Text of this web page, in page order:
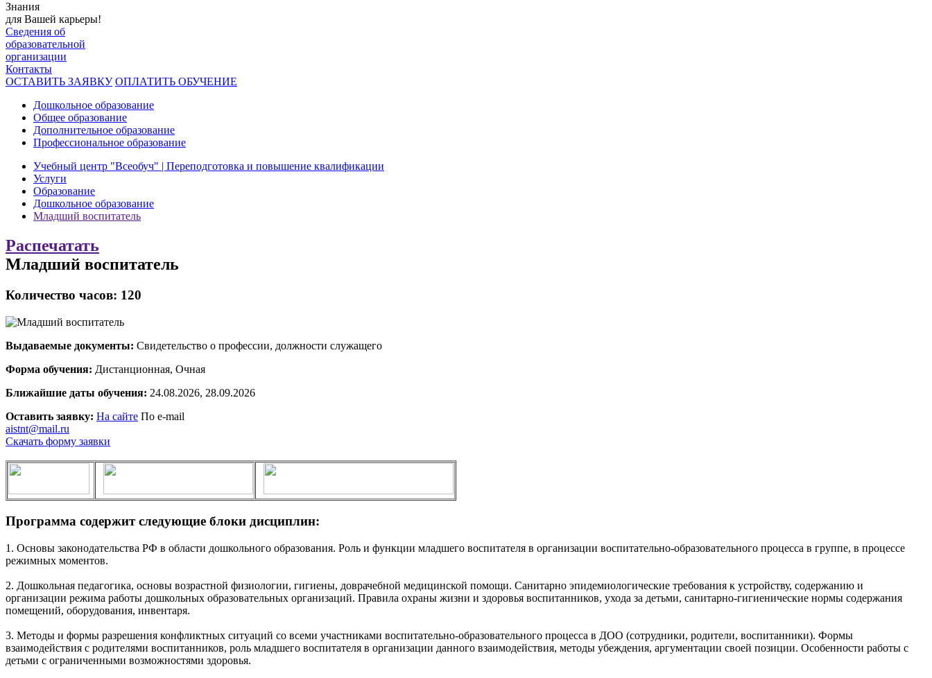
Знания
для Вашей карьеры!
Сведения об
образовательной
организации
Контакты
ОСТАВИТЬ ЗАЯВКУ ОПЛАТИТЬ ОБУЧЕНИЕ
Дошкольное образование
Общее образование
Дополнительное образование
Профессиональное образование
Учебный центр "Всеобуч" | Переподготовка и повышение квалификации
Услуги
Образование
Дошкольное образование
Младший воспитатель
Распечатать
Младший воспитатель
Количество часов: 120
Выдаваемые документы: Свидетельство о профессии, должности служащего
Форма обучения: Дистанционная, Очная
Ближайшие даты обучения: 24.08.2026, 28.09.2026
Оставить заявку: На сайте По e-mail
aistnt@mail.ru
Скачать форму заявки
Программа содержит следующие блоки дисциплин:
1. Основы законодательства РФ в области дошкольного образования. Роль и функции младшего воспитателя в организации воспитательно-образовательного процесса в группе, в процессе
режимных моментов.
2. Дошкольная педагогика, основы возрастной физиологии, гигиены, доврачебной медицинской помощи. Санитарно эпидемиологические требования к устройству, содержанию и
организации режима работы дошкольных образовательных организаций. Правила охраны жизни и здоровья воспитанников, ухода за детьми, санитарно-гигиенические нормы содержания
помещений, оборудования, инвентаря.
3. Методы и формы разрешения конфликтных ситуаций со всеми участниками воспитательно-образовательного процесса в ДОО (сотрудники, родители, воспитанники). Формы
взаимодействия с родителями воспитанников, роль младшего воспитателя в организации данного взаимодействия, методы убеждения, аргументации своей позиции. Особенности работы с
детьми с ограниченными возможностями здоровья.